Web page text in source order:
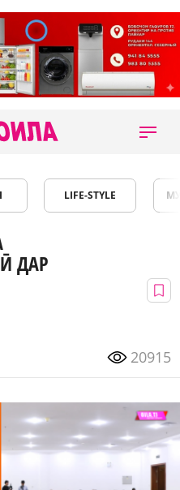
LIFE-STYLE
ДАР
20915